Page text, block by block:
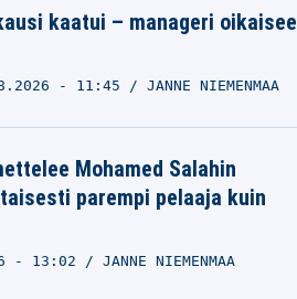
kaatui – manageri oikaisee
- 11:45 JANNE NIEMENMAA
Mohamed Salahin
parempi pelaaja kuin
- 13:02 JANNE NIEMENMAA